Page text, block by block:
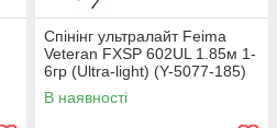
Спінінг ультралайт Feima
Veteran FXSP 602UL 1.85м 1-
6гр (Ultra-light) (Y-5077-185)
В наявності